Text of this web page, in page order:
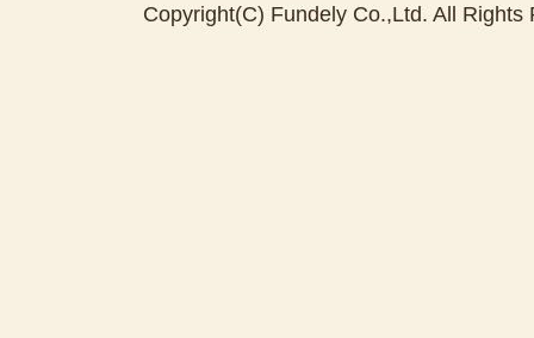
Copyright(C) Fundely Co.,Ltd. All Rights